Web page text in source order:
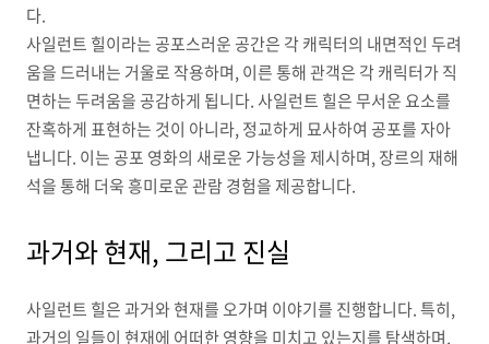
다.
사일런트 힐이라는 공포스러운 공간은 각 캐릭터의 내면적인 두려
움을 드러내는 거울로 작용하며, 이른 통해 관객은 각 캐릭터가 직
면하는 두려움을 공감하게 됩니다. 사일런트 힐은 무서운 요소를
잔혹하게 표현하는 것이 아니라, 정교하게 묘사하여 공포를 자아
냅니다. 이는 공포 영화의 새로운 가능성을 제시하며, 장르의 재해
석을 통해 더욱 흥미로운 관람 경험을 제공합니다.
과거와 현재, 그리고 진실
사일런트 힐은 과거와 현재를 오가며 이야기를 진행합니다. 특히,
과거의 일들이 현재에 어떠한 영향을 미치고 있는지를 탐색하며,